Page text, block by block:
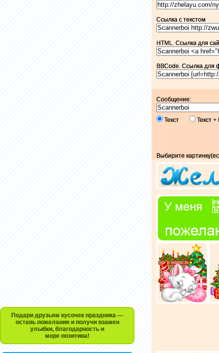
Подари друзьям кусочек праздника —
оставь пожелания и получи взамен
улыбки, благодарность и
море позитива!
Ссылка c текстом
HTML. Ссылка для
BBCode. Ссылка для
Сообщение:
Текст Текст
Выбирите